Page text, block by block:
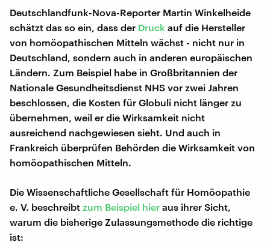
Deutschlandfunk-Nova-Reporter Martin Winkelheide
schätzt das so ein, dass der Druck auf die Hersteller
von homöopathischen Mitteln wächst - nicht nur in
Deutschland, sondern auch in anderen europäischen
Ländern. Zum Beispiel habe in Großbritannien der
Nationale Gesundheitsdienst NHS vor zwei Jahren
beschlossen, die Kosten für Globuli nicht länger zu
übernehmen, weil er die Wirksamkeit nicht
ausreichend nachgewiesen sieht. Und auch in
Frankreich überprüfen Behörden die Wirksamkeit von
homöopathischen Mitteln.
Die Wissenschaftliche Gesellschaft für Homöopathie
e. V. beschreibt zum Beispiel hier aus ihrer Sicht,
warum die bisherige Zulassungsmethode die richtige
ist: